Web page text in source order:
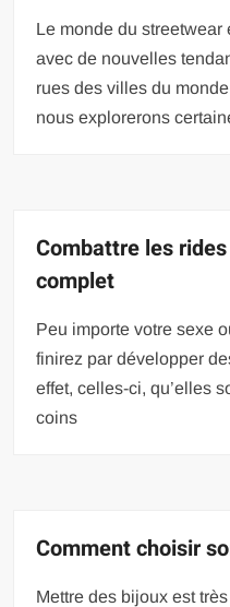
Le monde du streetwear
avec de nouvelles
rues des villes du
nous explorerons
Combattre les
complet
Peu importe votre sexe
finirez par développer
effet, celles-ci, qu’elles
coins
Comment choisir
Mettre des bijoux est